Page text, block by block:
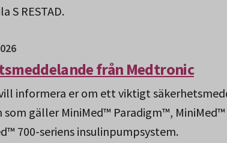
S RESTAD.
från Medtronic
informera er om ett viktigt
som gäller MiniMed™ Paradigm™, MiniMed™
700-seriens insulinpumpsystem.